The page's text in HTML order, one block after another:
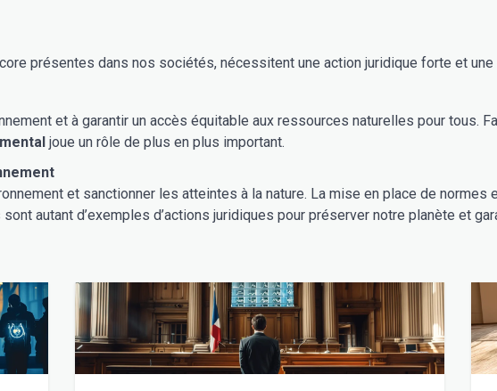
présentes dans nos sociétés, nécessitent une action juridique forte et
et à garantir un accès équitable aux ressources naturelles pour tous.
joue un rôle de plus en plus important.
et sanctionner les atteintes à la nature. La mise en place de normes
autant d’exemples d’actions juridiques pour préserver notre planète et